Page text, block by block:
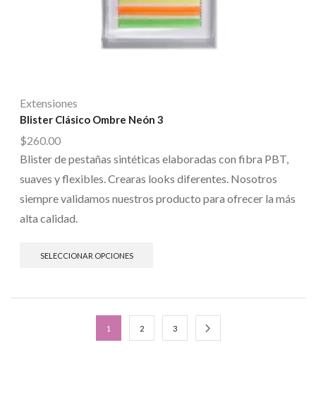
Extensiones
Blister Clásico Ombre Neón 3
$260.00
Blister de pestañas sintéticas elaboradas con fibra PBT,
suaves y flexibles. Crearas looks diferentes. Nosotros
siempre validamos nuestros producto para ofrecer la más
alta calidad.
SELECCIONAR OPCIONES
1 2 3